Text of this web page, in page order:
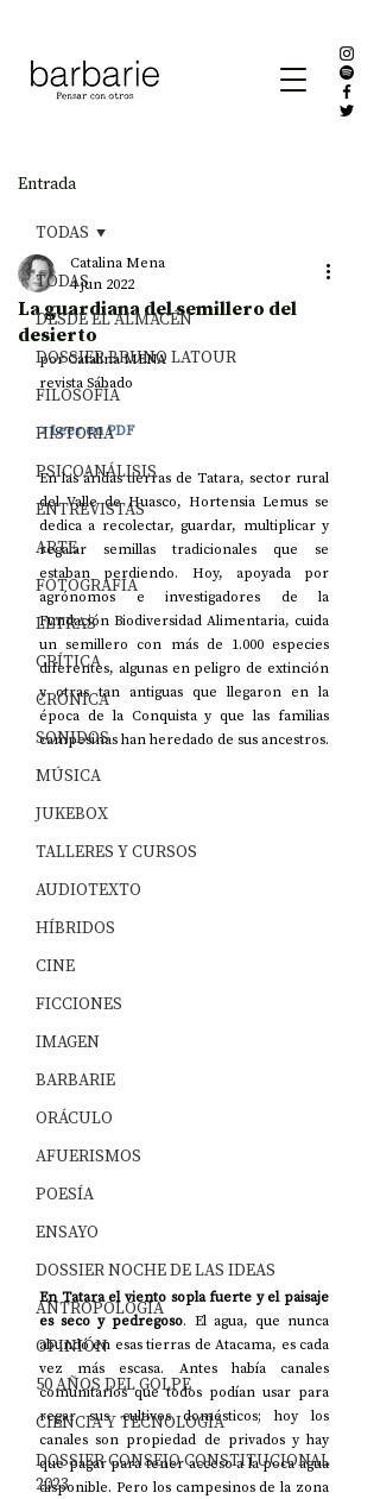
Entrada
TODAS
DESDE EL ALMACÉN
DOSSIER BRUNO LATOUR
FILOSOFÍA
HISTORIA
PSICOANÁLISIS
ENTREVISTAS
ARTE
FOTOGRAFÍA
LETRAS
CRÍTICA
CRÓNICA
SONIDOS
MÚSICA
JUKEBOX
TALLERES Y CURSOS
AUDIOTEXTO
HÍBRIDOS
CINE
FICCIONES
IMAGEN
BARBARIE
ORÁCULO
AFUERISMOS
POESÍA
ENSAYO
DOSSIER NOCHE DE LAS IDEAS
ANTROPOLOGÍA
OPINIÓN
50 AÑOS DEL GOLPE
CIENCIA Y TECNOLOGÍA
DOSSIER CONSEJO CONSTITUCIONAL
2023
TODAS
La guardiana del semillero del
desierto
Catalina Mena
4 jun 2022
por Catalina MENA
revista Sábado
> Leer en PDF
En las áridas tierras de Tatara, sector rural
del Valle de Huasco, Hortensia Lemus se
dedica a recolectar, guardar, multiplicar y
regalar semillas tradicionales que se
estaban perdiendo. Hoy, apoyada por
agrónomos e investigadores de la
Fundación Biodiversidad Alimentaria, cuida
un semillero con más de 1.000 especies
diferentes, algunas en peligro de extinción
y otras tan antiguas que llegaron en la
época de la Conquista y que las familias
campesinas han heredado de sus ancestros.
En Tatara el viento sopla fuerte y el paisaje
es seco y pedregoso. El agua, que nunca
abundó en esas tierras de Atacama, es cada
vez más escasa. Antes había canales
comunitarios que todos podían usar para
regar sus cultivos domésticos; hoy los
canales son propiedad de privados y hay
que pagar para tener acceso a la poca agua
disponible. Pero los campesinos de la zona